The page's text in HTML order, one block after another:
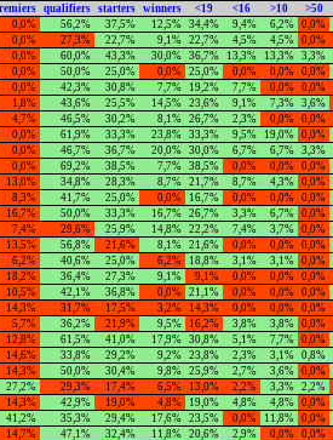
qualifiers starters winners <19 <16 >10
>50
0,0% 56,2% 37,5% 12,5% 34,4% 9,4% 6,2% 0,0%
0,0% 27,3% 22,7% 9,1% 22,7% 4,5% 4,5% 0,0%
0,0% 60,0% 43,3% 30,0% 36,7% 13,3% 13,3% 3,3%
0,0% 50,0% 25,0% 0,0% 25,0% 0,0% 0,0% 0,0%
0,0% 42,3% 30,8% 7,7% 19,2% 7,7% 0,0% 0,0%
1,8% 43,6% 25,5% 14,5% 23,6% 9,1% 7,3% 3,6%
4,7% 46,5% 30,2% 8,1% 26,7% 2,3% 0,0% 0,0%
0,0% 61,9% 33,3% 23,8% 33,3% 9,5% 19,0% 0,0%
0,0% 46,7% 36,7% 20,0% 30,0% 6,7% 6,7% 3,3%
0,0% 69,2% 38,5% 7,7% 38,5% 0,0% 0,0% 0,0%
13,0% 34,8% 28,3% 8,7% 21,7% 8,7% 4,3% 0,0%
8,3% 41,7% 25,0% 0,0% 16,7% 0,0% 0,0% 0,0%
16,7% 50,0% 33,3% 16,7% 26,7% 3,3% 6,7% 0,0%
7,4% 29,6% 25,9% 14,8% 22,2% 7,4% 3,7% 0,0%
13,5% 56,8% 21,6% 8,1% 21,6% 0,0% 0,0% 0,0%
6,2% 40,6% 25,0% 6,2% 18,8% 3,1% 3,1% 0,0%
18,2% 36,4% 27,3% 9,1% 9,1% 0,0% 0,0% 0,0%
10,5% 42,1% 36,8% 0,0% 21,1% 0,0% 0,0% 0,0%
14,3% 31,7% 17,5% 3,2% 14,3% 0,0% 0,0% 0,0%
5,7% 36,2% 21,9% 9,5% 16,2% 3,8% 3,8% 0,0%
12,8% 61,5% 41,0% 17,9% 30,8% 5,1% 7,7% 0,0%
14,6% 33,8% 29,2% 9,2% 23,8% 2,3% 3,1% 0,8%
14,3% 50,0% 30,4% 9,8% 25,9% 2,7% 3,6% 0,0%
27,2% 29,3% 17,4% 6,5% 13,0% 2,2% 3,3% 2,2%
14,3% 42,9% 19,0% 4,8% 19,0% 4,8% 4,8% 0,0%
41,2% 35,3% 29,4% 17,6% 23,5% 0,0% 11,8% 0,0%
14,7% 47,1% 32,4% 11,8% 20,6% 2,9% 0,0% 0,0%